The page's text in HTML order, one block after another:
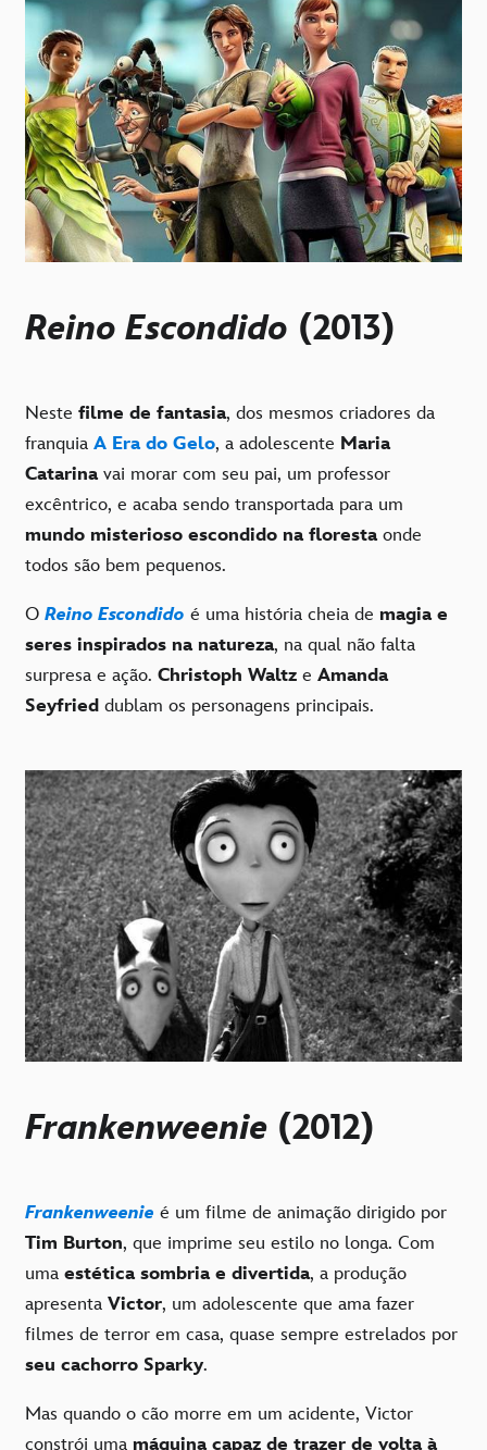
Reino Escondido (2013)
Neste filme de fantasia, dos mesmos criadores da
franquia A Era do Gelo, a adolescente Maria
Catarina vai morar com seu pai, um professor
excêntrico, e acaba sendo transportada para um
mundo misterioso escondido na florestaonde
todos são bem pequenos.
O Reino Escondido é uma história cheia de magia e
seres inspirados na natureza, na qual não falta
surpresa e ação. Christoph Waltz e Amanda
Seyfried dublam os personagens principais.
Frankenweenie (2012)
Frankenweenie é um filme de animação dirigido por
Tim Burton, que imprime seu estilo no longa. Com
uma estética sombria e divertida, a produção
apresenta Victor, um adolescente que ama fazer
filmes de terror em casa, quase sempre estrelados por
seu cachorro Sparky.
Mas quando o cão morre em um acidente, Victor
constrói uma máquina capaz de trazer de volta à